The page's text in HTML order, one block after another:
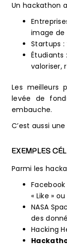
Un hackathon
image de
Startups :
Étudiants
valoriser,
Les meilleurs
levée de
embauche.
C’est aussi
EXEMPLES
Parmi les
« Like »
NASA
des
Hacking